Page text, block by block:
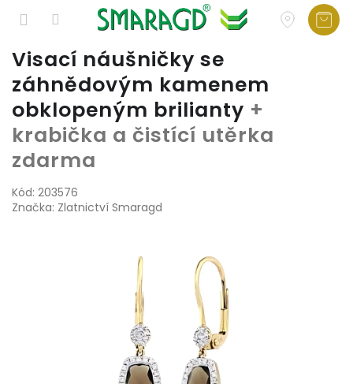
Přejít
obsah
Visací náušničky se
záhnědovým kamenem
obklopeným brilianty +
krabička a čistící utěrka
zdarma
Kód: 203576
Značka: Zlatnictví Smaragd